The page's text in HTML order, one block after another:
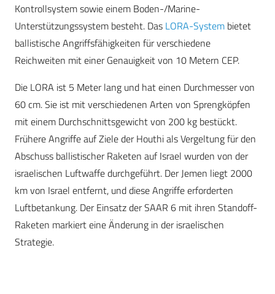
Kontrollsystem sowie einem Boden-/Marine-
Unterstützungssystem besteht. Das LORA-System bietet
ballistische Angriffsfähigkeiten für verschiedene
Reichweiten mit einer Genauigkeit von 10 Metern CEP.
Die LORA ist 5 Meter lang und hat einen Durchmesser von
60 cm. Sie ist mit verschiedenen Arten von Sprengköpfen
mit einem Durchschnittsgewicht von 200 kg bestückt.
Frühere Angriffe auf Ziele der Houthi als Vergeltung für den
Abschuss ballistischer Raketen auf Israel wurden von der
israelischen Luftwaffe durchgeführt. Der Jemen liegt 2000
km von Israel entfernt, und diese Angriffe erforderten
Luftbetankung. Der Einsatz der SAAR 6 mit ihren Standoff-
Raketen markiert eine Änderung in der israelischen
Strategie.